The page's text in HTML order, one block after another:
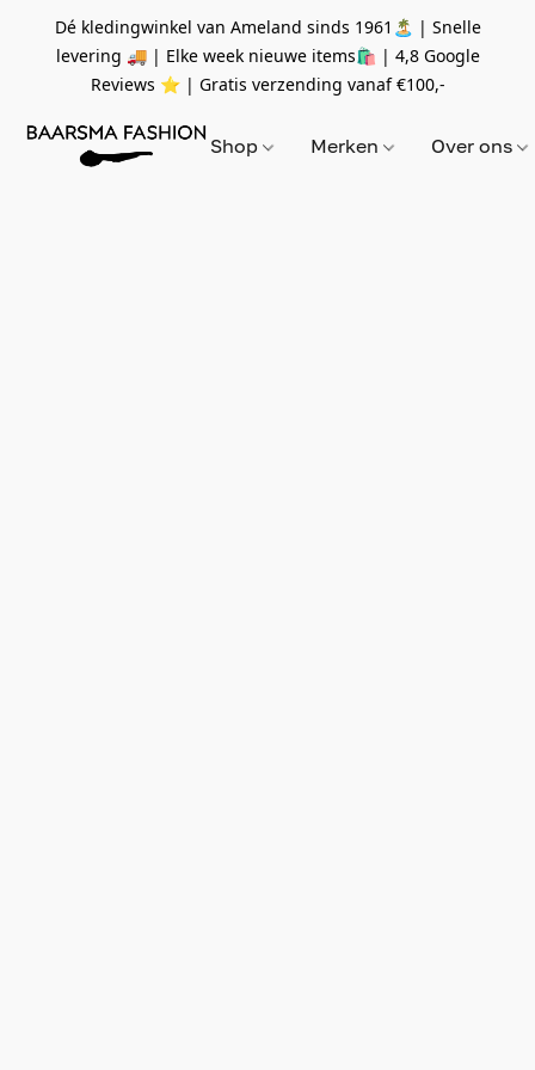
Dé kledingwinkel van Ameland sinds 1961🏝 | Snelle
levering 🚚 | Elke week nieuwe items🛍 | 4,8 Google
Reviews ⭐️ | Gratis verzending vanaf€100,-
Shop Merken Over ons